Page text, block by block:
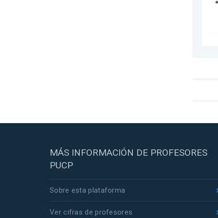
MÁS INFORMACIÓN DE PROFESORES
PUCP
Sobre esta plataforma
Ver cifras de profesores